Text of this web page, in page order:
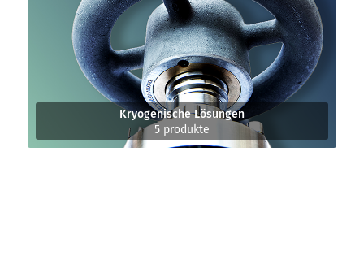
Kryogenische Lösungen
5 produkte